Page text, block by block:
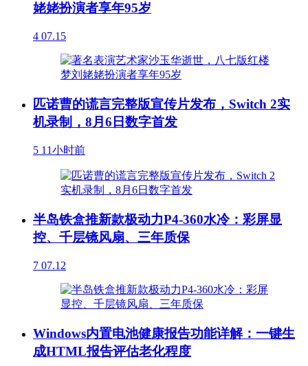
姥姥扮演者享年95岁
4 07.15
匹诺曹的谎言完整版宣传片发布，Switch 2实
机录制，8月6日数字首发
5 11小时前
半岛铁盒推新款极动力P4-360水冷：彩屏显
控、千层镜风扇、三年质保
7 07.12
Windows内置电池健康报告功能详解：一键生
成HTML报告评估老化程度